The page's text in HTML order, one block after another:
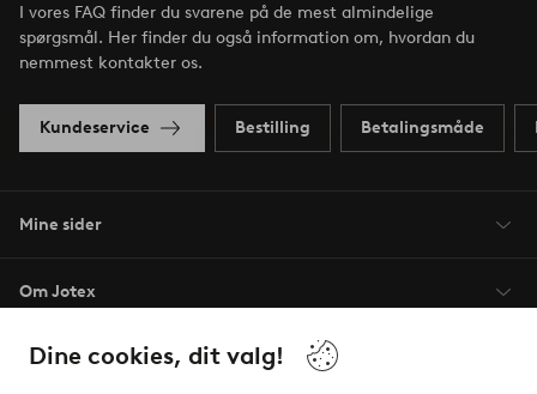
Dine cookies, dit valg!
I vores FAQ finder du svarene på de mest almindelige
spørgsmål. Her finder du også information om, hvordan du
nemmest kontakter os.
Kundeservice Bestilling Betalingsmåde
Mine sider
Om Jotex
Vilkår